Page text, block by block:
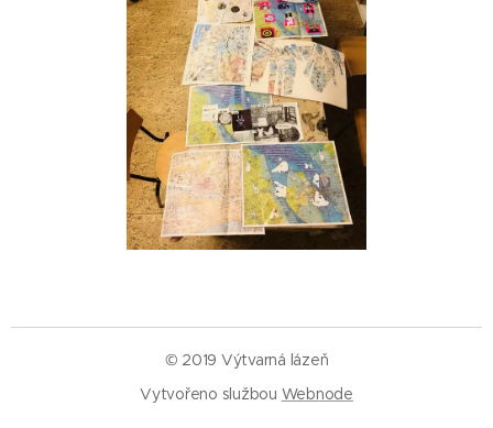
© 2019 Výtvarná lázeň
Vytvořeno službou Webnode